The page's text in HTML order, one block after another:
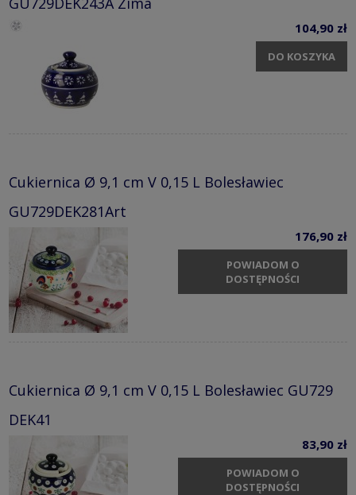
104,90 zł
DO KOSZYKA
Cukiernica Ø 9,1 cm V 0,15 L Bolesławiec
GU729DEK281Art
176,90 zł
POWIADOM O
DOSTĘPNOŚCI
Cukiernica Ø 9,1 cm V 0,15 L Bolesławiec GU729
DEK41
83,90 zł
POWIADOM O
DOSTĘPNOŚCI